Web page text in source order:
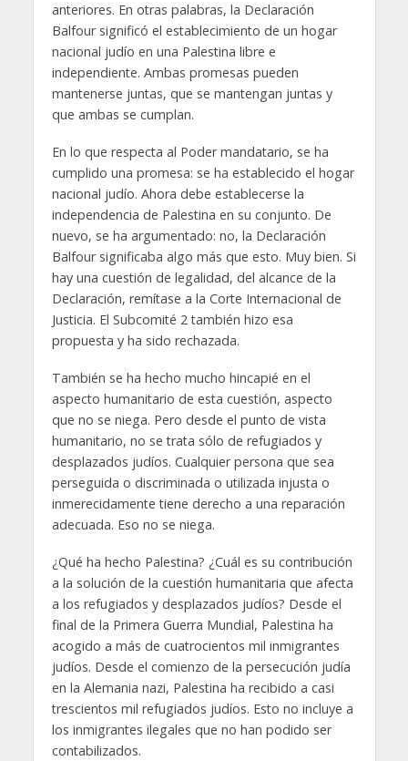
anteriores. En otras palabras, la Declaración
Balfour significó el establecimiento de un hogar
nacional judío en una Palestina libre e
independiente. Ambas promesas pueden
mantenerse juntas, que se mantengan juntas y
que ambas se cumplan.
En lo que respecta al Poder mandatario, se ha
cumplido una promesa: se ha establecido el hogar
nacional judío. Ahora debe establecerse la
independencia de Palestina en su conjunto. De
nuevo, se ha argumentado: no, la Declaración
Balfour significaba algo más que esto. Muy bien. Si
hay una cuestión de legalidad, del alcance de la
Declaración, remítase a la Corte Internacional de
Justicia. El Subcomité 2 también hizo esa
propuesta y ha sido rechazada.
También se ha hecho mucho hincapié en el
aspecto humanitario de esta cuestión, aspecto
que no se niega. Pero desde el punto de vista
humanitario, no se trata sólo de refugiados y
desplazados judíos. Cualquier persona que sea
perseguida o discriminada o utilizada injusta o
inmerecidamente tiene derecho a una reparación
adecuada. Eso no se niega.
¿Qué ha hecho Palestina? ¿Cuál es su contribución
a la solución de la cuestión humanitaria que afecta
a los refugiados y desplazados judíos? Desde el
final de la Primera Guerra Mundial, Palestina ha
acogido a más de cuatrocientos mil inmigrantes
judíos. Desde el comienzo de la persecución judía
en la Alemania nazi, Palestina ha recibido a casi
trescientos mil refugiados judíos. Esto no incluye a
los inmigrantes ilegales que no han podido ser
contabilizados.